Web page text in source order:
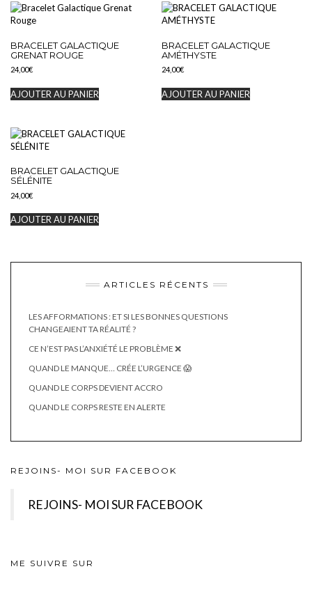
BRACELET GALACTIQUE
GRENAT ROUGE
24,00€
AJOUTER AU PANIER
BRACELET GALACTIQUE
AMÉTHYSTE
24,00€
AJOUTER AU PANIER
BRACELET GALACTIQUE
SÉLÉNITE
24,00€
AJOUTER AU PANIER
ARTICLES RÉCENTS
LES AFFORMATIONS : ET SI LES BONNES QUESTIONS
CHANGEAIENT TA RÉALITÉ ?
CE N’EST PAS L’ANXIÉTÉ LE PROBLÈME ❌
QUAND LE MANQUE… CRÉE L’URGENCE 😱
QUAND LE CORPS DEVIENT ACCRO
QUAND LE CORPS RESTE EN ALERTE
REJOINS- MOI SUR FACEBOOK
REJOINS- MOI SUR FACEBOOK
ME SUIVRE SUR